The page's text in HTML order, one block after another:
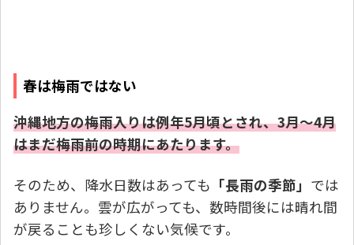
春は梅雨ではない
沖縄地方の梅雨入りは例年5月頃とされ、3月〜4月
はまだ梅雨前の時期にあたります。
そのため、降水日数はあっても 「長雨の季節」 では
ありません。雲が広がっても、数時間後には晴れ間
が戻ることも珍しくない気候です。